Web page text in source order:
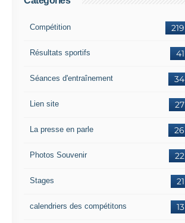
219
Compétition
41
Résultats sportifs
34
Séances d'entraînement
27
Lien site
26
La presse en parle
22
Photos Souvenir
21
Stages
13
calendriers des compétitons